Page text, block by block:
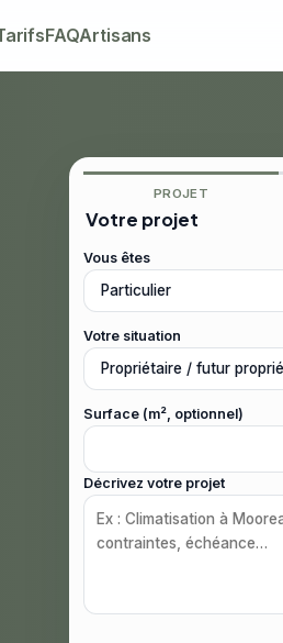
FAQArtisans
PROJET
Votre projet
Vous êtes
Votre situation
Surface (m², optionnel)
Décrivez votre projet